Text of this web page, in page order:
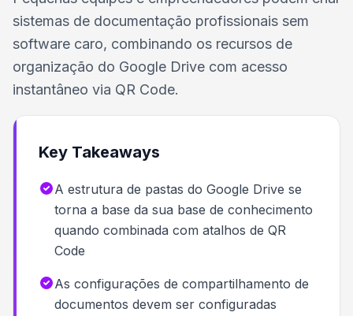
sistemas de documentação profissionais sem
software caro, combinando os recursos de
organização do Google Drive com acesso
instantâneo via QR Code.
Key Takeaways
A estrutura de pastas do Google Drive se
torna a base da sua base de conhecimento
quando combinada com atalhos de QR
Code
As configurações de compartilhamento de
documentos devem ser configuradas